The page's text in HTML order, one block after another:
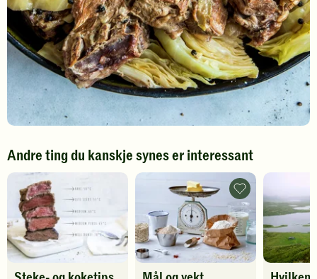
Andre ting du kanskje synes er interessant
Mål
og
vekt
-
legg
til
favoritter